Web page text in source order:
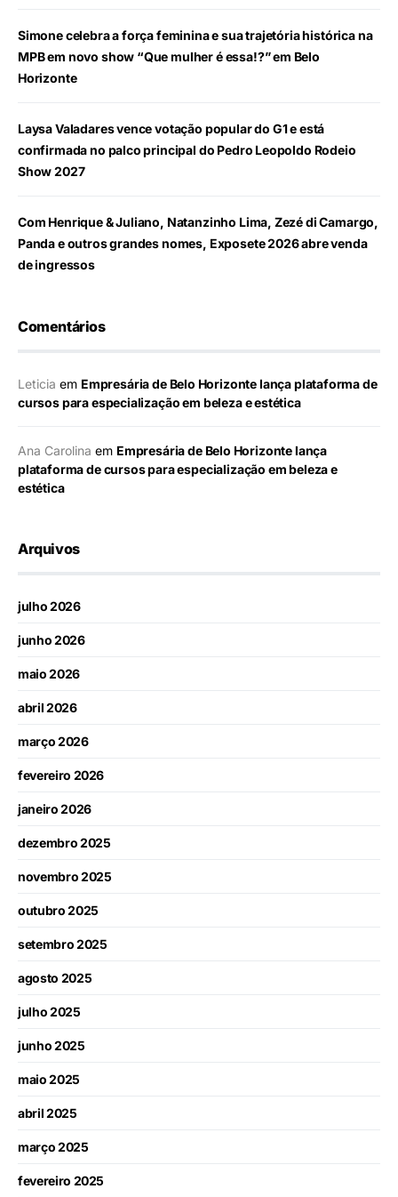
Simone celebra a força feminina e sua trajetória histórica na
MPB em novo show “Que mulher é essa!?” em Belo
Horizonte
Laysa Valadares vence votação popular do G1 e está
confirmada no palco principal do Pedro Leopoldo Rodeio
Show 2027
Com Henrique & Juliano, Natanzinho Lima, Zezé di Camargo,
Panda e outros grandes nomes, Exposete 2026 abre venda
de ingressos
Comentários
Leticia em Empresária de Belo Horizonte lança plataforma de
cursos para especialização em beleza e estética
Ana Carolina em Empresária de Belo Horizonte lança
plataforma de cursos para especialização em beleza e
estética
Arquivos
julho 2026
junho 2026
maio 2026
abril 2026
março 2026
fevereiro 2026
janeiro 2026
dezembro 2025
novembro 2025
outubro 2025
setembro 2025
agosto 2025
julho 2025
junho 2025
maio 2025
abril 2025
março 2025
fevereiro 2025